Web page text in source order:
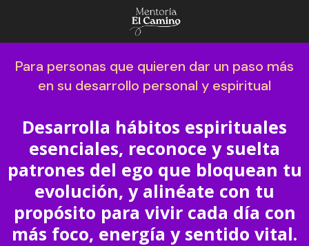
Para personas que quieren dar un paso más
en su desarrollo personal y espiritual
Desarrolla hábitos espirituales
esenciales, reconoce y suelta
patrones del ego que bloquean tu
evolución, y alinéate con tu
propósito para vivir cada día con
más foco, energía y sentido vital.